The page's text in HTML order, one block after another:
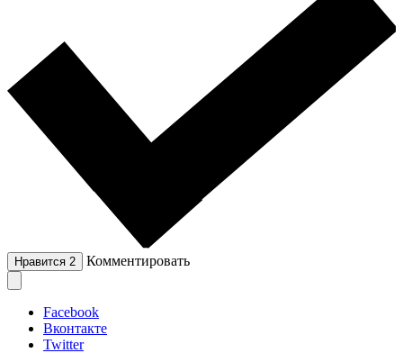
Нравится 2 Комментировать
Facebook
Вконтакте
Twitter